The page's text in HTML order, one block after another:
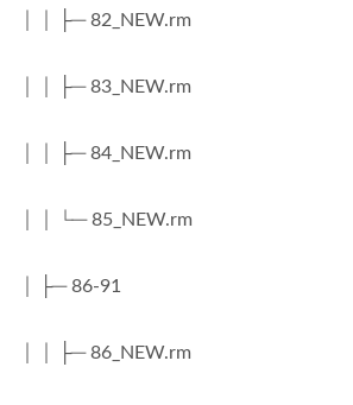
│ │ ├─ 82_NEW.rm
│ │ ├─ 83_NEW.rm
│ │ ├─ 84_NEW.rm
│ │ └─ 85_NEW.rm
│ ├─ 86-91
│ │ ├─ 86_NEW.rm